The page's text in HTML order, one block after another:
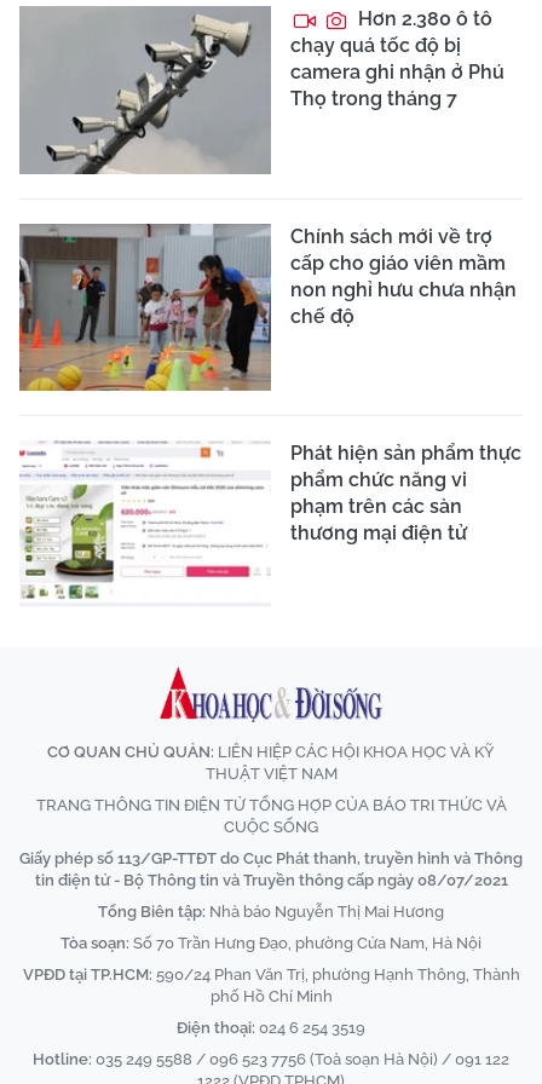
Hơn 2.380 ô tô
chạy quá tốc độ bị
camera ghi nhận ở Phú
Thọ trong tháng 7
Chính sách mới về trợ
cấp cho giáo viên mầm
non nghỉ hưu chưa nhận
chế độ
Phát hiện sản phẩm thực
phẩm chức năng vi
phạm trên các sàn
thương mại điện tử
CƠ QUAN CHỦ QUẢN: LIÊN HIỆP CÁC HỘI KHOA HỌC VÀ KỸ
THUẬT VIỆT NAM
TRANG THÔNG TIN ĐIỆN TỬ TỔNG HỢP CỦA BÁO TRI THỨC VÀ
CUỘC SỐNG
Giấy phép số 113/GP-TTĐT do Cục Phát thanh, truyền hình và Thông
tin điện tử - Bộ Thông tin và Truyền thông cấp ngày 08/07/2021
Tổng Biên tập: Nhà báo Nguyễn Thị Mai Hương
Tòa soạn: Số 70 Trần Hưng Đạo, phường Cửa Nam, Hà Nội
VPĐD tại TP.HCM: 590/24 Phan Văn Trị, phường Hạnh Thông, Thành
phố Hồ Chí Minh
Điện thoại: 024 6 254 3519
Hotline: 035 249 5588 / 096 523 7756 (Toà soạn Hà Nội) / 091 122